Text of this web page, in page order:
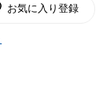
お気に入り登録